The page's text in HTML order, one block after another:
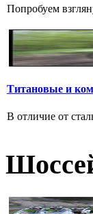
Попробуем
Титановые и
В отличие от